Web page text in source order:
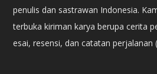
penulis dan sastrawan Indonesia.
terbuka kiriman karya berupa cerita
esai, resensi, dan catatan perjalanan